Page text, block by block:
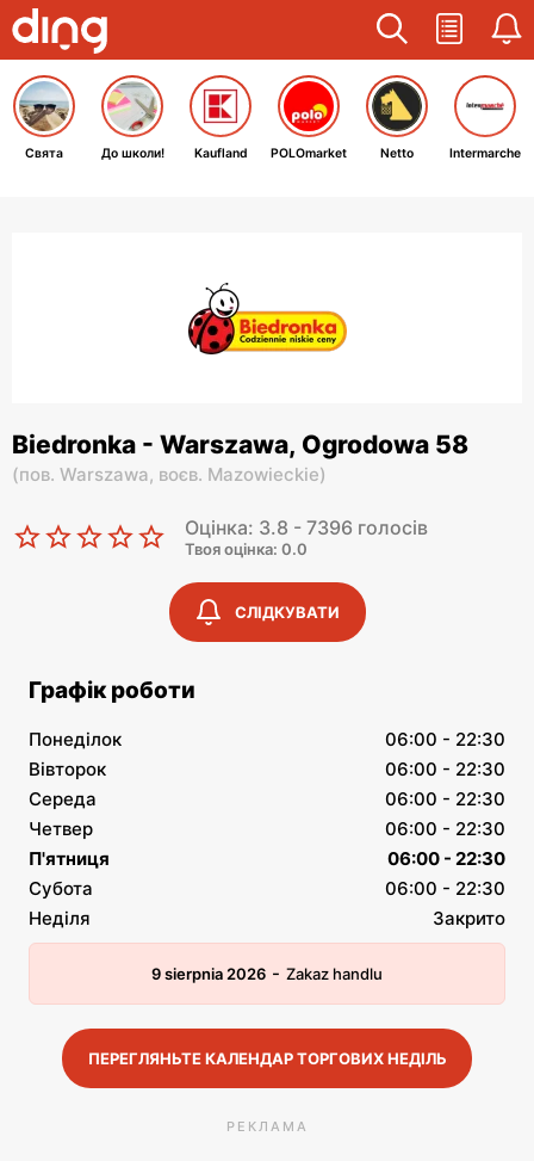
Свята До школи! Kaufland POLOmarket Netto Intermarche
Biedronka - Warszawa, Ogrodowa 58
(пов. Warszawa, воєв. Mazowieckie)
Оцінка: 3.8 - 7396 голосів
Твоя оцінка: 0.0
СЛІДКУВАТИ
Графік роботи
Понеділок
06:00 - 22:30
Вівторок
06:00 - 22:30
Середа
06:00 - 22:30
Четвер
06:00 - 22:30
П'ятниця
06:00 - 22:30
Субота
06:00 - 22:30
Неділя
Закрито
9 sierpnia 2026 - Zakaz handlu
ПЕРЕГЛЯНЬТЕ КАЛЕНДАР ТОРГОВИХ НЕДІЛЬ
РЕКЛАМА